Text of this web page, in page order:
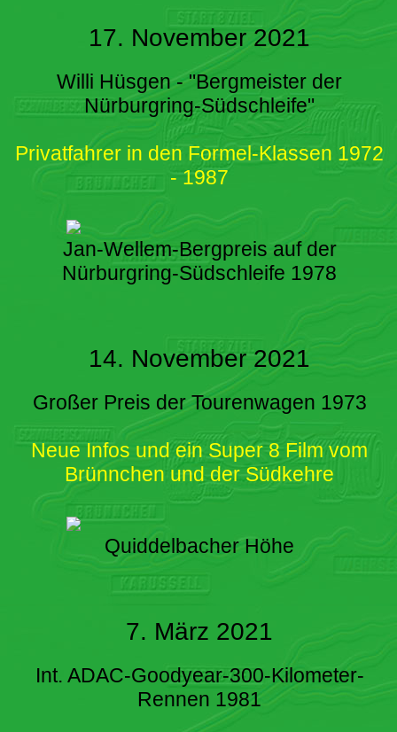
17. November 2021
Willi Hüsgen - "Bergmeister der
Nürburgring-Südschleife"
Privatfahrer in den Formel-Klassen 1972
- 1987
Jan-Wellem-Bergpreis auf der
Nürburgring-Südschleife 1978
14. November 2021
Großer Preis der Tourenwagen 1973
Neue Infos und ein Super 8 Film vom
Brünnchen und der Südkehre
Quiddelbacher Höhe
7. März 2021
Int. ADAC-Goodyear-300-Kilometer-
Rennen 1981